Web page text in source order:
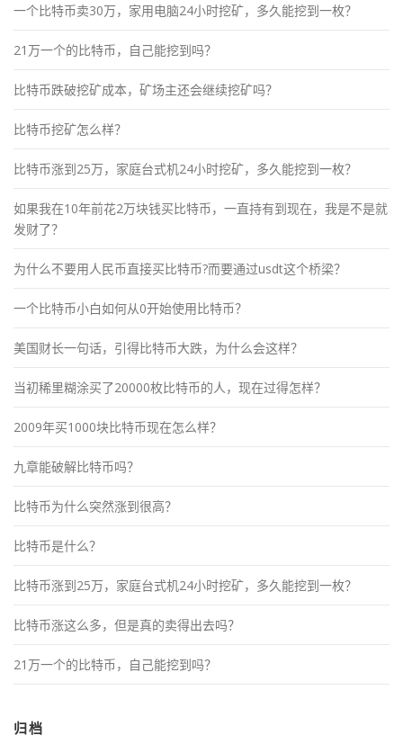
一个比特币卖30万，家用电脑24小时挖矿，多久能挖到一枚？
21万一个的比特币，自己能挖到吗？
比特币跌破挖矿成本，矿场主还会继续挖矿吗？
比特币挖矿怎么样？
比特币涨到25万，家庭台式机24小时挖矿，多久能挖到一枚？
如果我在10年前花2万块钱买比特币，一直持有到现在，我是不是就
发财了？
为什么不要用人民币直接买比特币?而要通过usdt这个桥梁？
一个比特币小白如何从0开始使用比特币？
美国财长一句话，引得比特币大跌，为什么会这样？
当初稀里糊涂买了20000枚比特币的人，现在过得怎样？
2009年买1000块比特币现在怎么样？
九章能破解比特币吗？
比特币为什么突然涨到很高？
比特币是什么？
比特币涨到25万，家庭台式机24小时挖矿，多久能挖到一枚？
比特币涨这么多，但是真的卖得出去吗？
21万一个的比特币，自己能挖到吗？
归档